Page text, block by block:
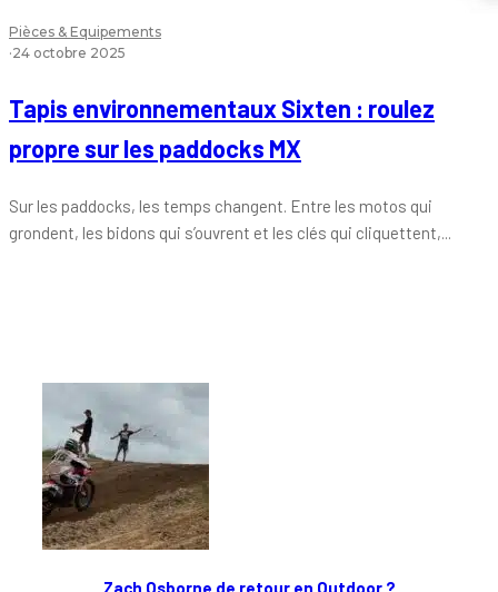
Pièces & Equipements
·24 octobre 2025
Tapis environnementaux Sixten : roulez
propre sur les paddocks MX
Sur les paddocks, les temps changent. Entre les motos qui
grondent, les bidons qui s’ouvrent et les clés qui cliquettent,...
Zach Osborne de retour en Outdoor ?